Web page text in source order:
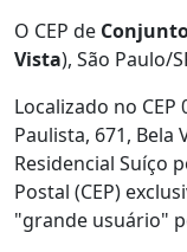
O CEP de
Vista), São Paulo/
Localizado no
Paulista, 671, Bela
Residencial Suíço
Postal (CEP)
"grande usuário"